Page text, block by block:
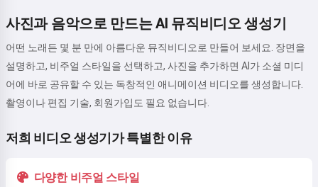
사진과 음악으로 만드는 AI 뮤직비디오 생성기
어떤 노래든 몇 분 만에 아름다운 뮤직비디오로 만들어 보세요. 장면을
설명하고, 비주얼 스타일을 선택하고, 사진을 추가하면 AI가 소셜 미디
어에 바로 공유할 수 있는 독창적인 애니메이션 비디오를 생성합니다.
촬영이나 편집 기술, 회원가입도 필요 없습니다.
저희 비디오 생성기가 특별한 이유
다양한 비주얼 스타일
저는 노래를 만들고, 시와 축하 메시
지를 쓸 수 있어요 🥰
시도해보기
개인정보 처리방침